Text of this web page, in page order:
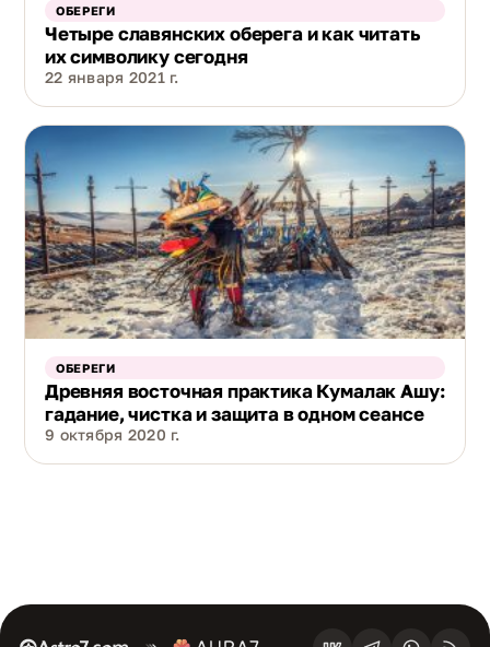
ОБЕРЕГИ
Четыре славянских оберега и как читать
их символику сегодня
22 января 2021 г.
ОБЕРЕГИ
Древняя восточная практика Кумалак Ашу:
гадание, чистка и защита в одном сеансе
9 октября 2020 г.